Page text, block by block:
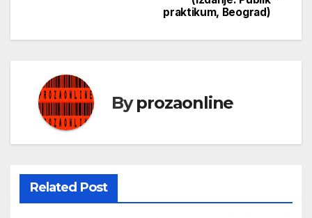
praktikum, Beograd)
Byprozaonline
Related Post